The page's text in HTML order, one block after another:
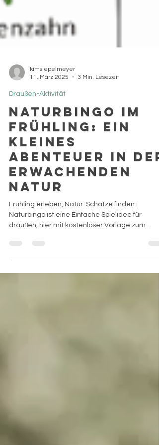
kimsiepelmeyer
Draußen-Aktivität
Naturbingo im
Frühling: Ein
kleines
Abenteuer in der
erwachenden
Natur
Frühling erleben, Natur-Schätze finden:
Ausdrucken.